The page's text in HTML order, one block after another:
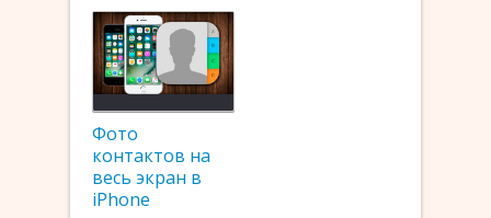
Фото
контактов на
весь экран в
iPhone